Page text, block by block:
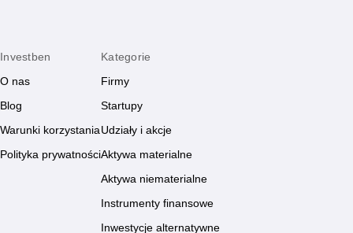
Investben
O nas
Blog
Warunki korzystania
Polityka prywatności
Kategorie
Firmy
Startupy
Udziały i akcje
Aktywa materialne
Aktywa niematerialne
Instrumenty finansowe
Inwestycje alternatywne